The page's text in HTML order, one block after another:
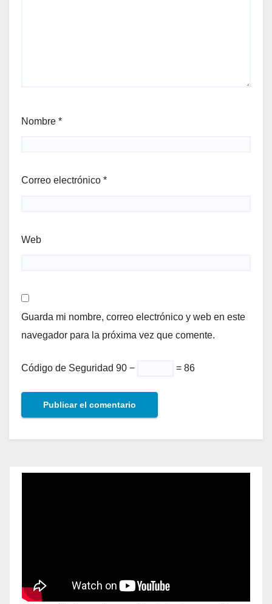
Nombre *
Correo electrónico *
Web
Guarda mi nombre, correo electrónico y web en este
navegador para la próxima vez que comente.
Código de Seguridad 90 − = 86